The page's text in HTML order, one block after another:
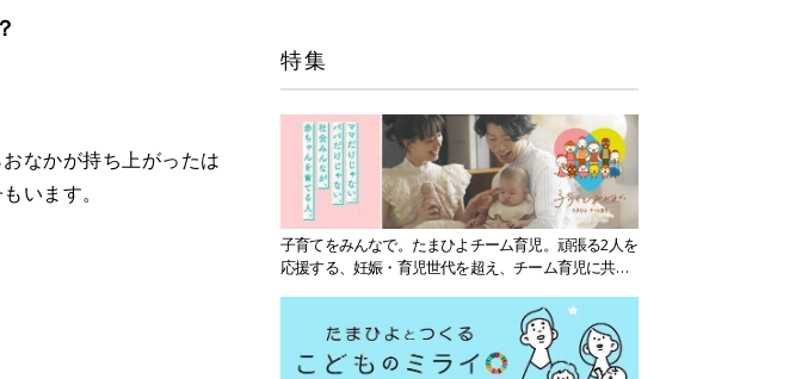
なかが持ち上がったは
います。
特集
子育てをみんなで。たまひよチーム育児。頑張る2人を
応援する、妊娠・育児世代を超え、チーム育児に共感